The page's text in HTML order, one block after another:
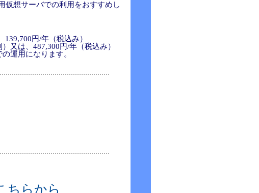
仮想サーバでの利用をおすすめし
円/年（税込み）
又は、487,300円/年（税込み）
運用になります。
ちらから